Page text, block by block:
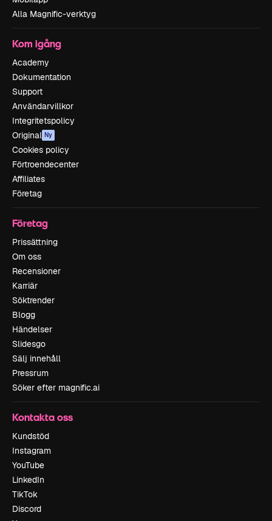
Alla Magnific-verktyg
Kom igång
Academy
Dokumentation
Support
Användarvillkor
Integritetspolicy
Original Ny
Cookies policy
Förtroendecenter
Affiliates
Företag
Företag
Prissättning
Om oss
Recensioner
Karriär
Söktrender
Blogg
Händelser
Slidesgo
Sälj innehåll
Pressrum
Söker efter magnific.ai
Kontakta oss
Kundstöd
Instagram
YouTube
LinkedIn
TikTok
Discord